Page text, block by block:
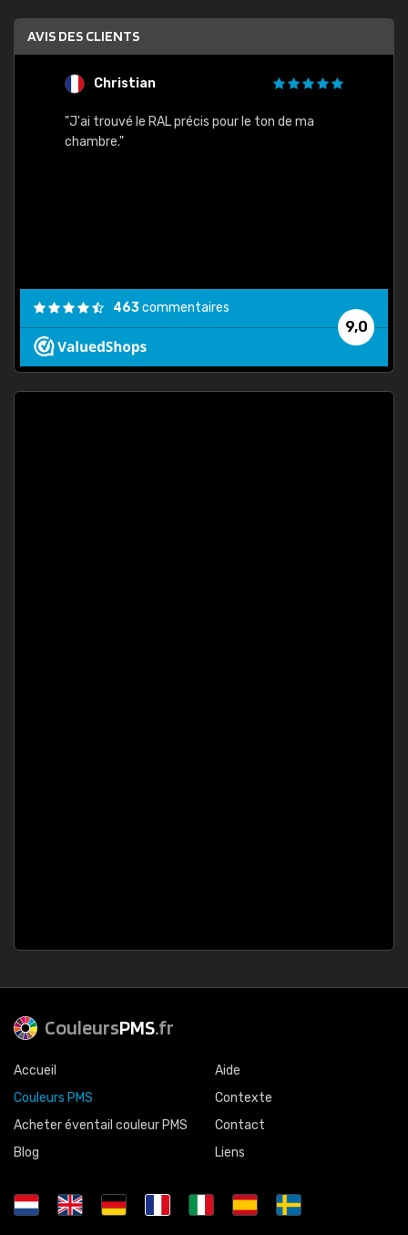
AVIS DES CLIENTS
Christian
"J'ai trouvé le RAL précis pour le ton de ma
chambre."
9,0
463commentaires
CouleursPMS.fr
Accueil
Couleurs PMS
Acheter éventail couleur PMS
Blog
Aide
Contexte
Contact
Liens